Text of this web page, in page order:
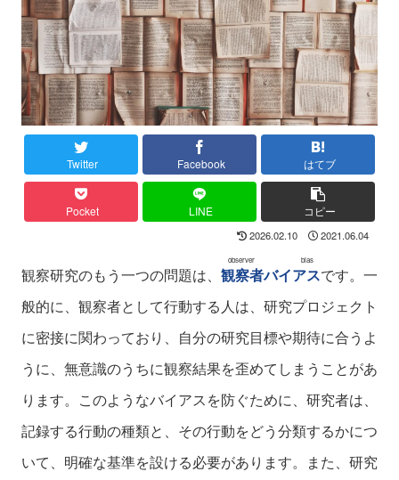
Twitter Facebook はてブ
Pocket LINE コピー
2026.02.10 2021.06.04
観察研究のもう一つの問題は、 観察者バイアス
observer bias
です。一
般的に、観察者として行動する人は、研究プロジェクト
に密接に関わっており、自分の研究目標や期待に合うよ
うに、無意識のうちに観察結果を歪めてしまうことがあ
ります。このようなバイアスを防ぐために、研究者は、
記録する行動の種類と、その行動をどう分類するかにつ
いて、明確な基準を設ける必要があります。また、研究